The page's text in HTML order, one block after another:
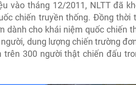
vào tháng 12/2011, NLTT đã
chiến truyền thống. Đồng thời
dành cho khái niệm quốc chiến
dung lượng chiến trường
300 người thật chiến đấu